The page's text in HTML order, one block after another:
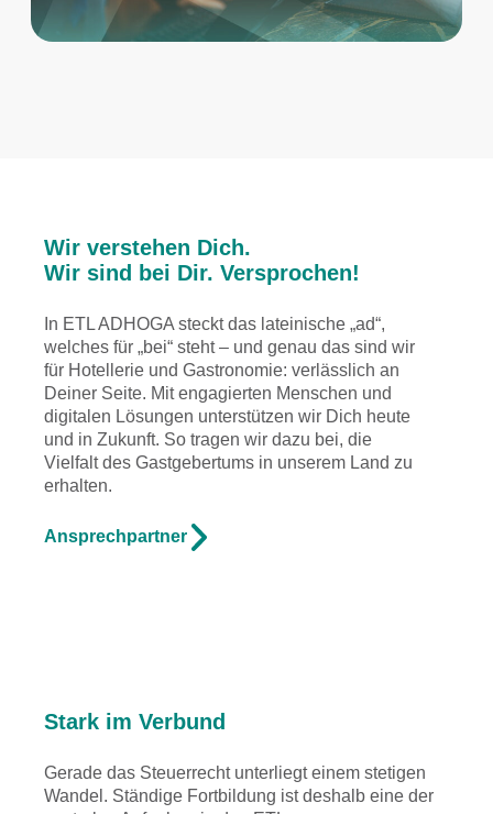
Wir verstehen Dich.
Wir sind bei Dir. Versprochen!
In ETL ADHOGA steckt das lateinische „ad“,
welches für „bei“ steht – und genau das sind wir
für Hotellerie und Gastronomie: verlässlich an
Deiner Seite. Mit engagierten Menschen und
digitalen Lösungen unterstützen wir Dich heute
und in Zukunft. So tragen wir dazu bei, die
Vielfalt des Gastgebertums in unserem Land zu
erhalten.
Ansprechpartner
Stark im Verbund
Gerade das Steuerrecht unterliegt einem stetigen
Wandel. Ständige Fortbildung ist deshalb eine der